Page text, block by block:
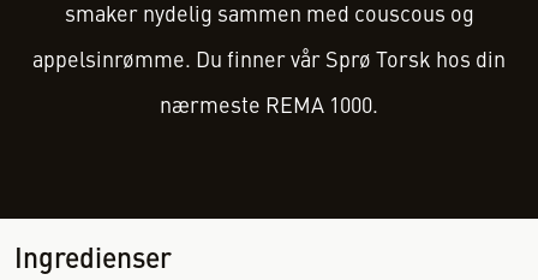
smaker nydelig sammen med couscous og
appelsinrømme. Du finner vår Sprø Torsk hos din
nærmeste REMA 1000.
Ingredienser